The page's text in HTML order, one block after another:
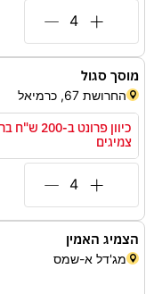
מוסך סגול
החרושת 67, כרמיאל
צמיגים
הצמיג האמין
מג'דל א-שמס